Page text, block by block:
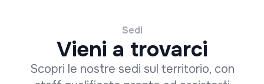
Sedi
Vieni a trovarci
Scopri le nostre sedi sul territorio, con